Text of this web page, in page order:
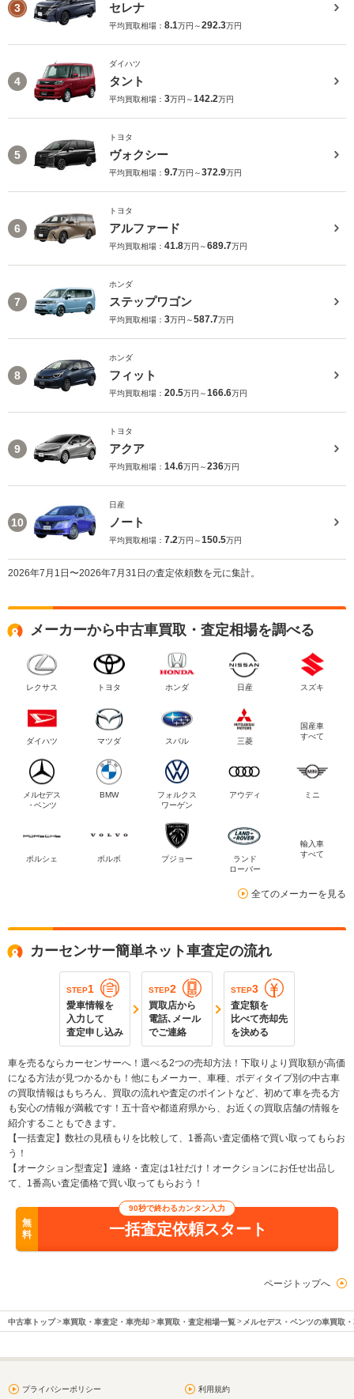
3 セレナ
平均買取相場： 8.1万円～292.3万円
4
ダイハツ
タント
平均買取相場： 3万円～142.2万円
5
トヨタ
ヴォクシー
平均買取相場： 9.7万円～372.9万円
6
トヨタ
アルファード
平均買取相場： 41.8万円～689.7万円
7
ホンダ
ステップワゴン
平均買取相場： 3万円～587.7万円
8
ホンダ
フィット
平均買取相場： 20.5万円～166.6万円
9
トヨタ
アクア
平均買取相場： 14.6万円～236万円
10
日産
ノート
平均買取相場： 7.2万円～150.5万円
2026年7月1日〜2026年7月31日の査定依頼数を元に集計。
メーカーから中古車買取・査定相場を調べる
レクサス トヨタ ホンダ 日産 スズキ
ダイハツ マツダ スバル 三菱
国産車
すべて
メルセデス
・ベンツ
BMW
フォルクス
ワーゲン
アウディ ミニ
ポルシェ ボルボ プジョー
ランド
ローバー
輸入車
すべて
全てのメーカーを見る
カーセンサー簡単ネット車査定の流れ
STEP1
愛車情報を
入力して
査定申し込み
STEP2
買取店から
電話､メール
でご連絡
STEP3
査定額を
比べて売却先
を決める
車を売るならカーセンサーへ！選べる2つの売却方法！下取りより買取額が高価
になる方法が見つかるかも！他にもメーカー、車種、ボディタイプ別の中古車
の買取情報はもちろん、買取の流れや査定のポイントなど、初めて車を売る方
も安心の情報が満載です！五十音や都道府県から、お近くの買取店舗の情報を
紹介することもできます。
【一括査定】数社の見積もりを比較して、1番高い査定価格で買い取ってもらお
う！
【オークション型査定】連絡・査定は1社だけ！オークションにお任せ出品し
て、1番高い査定価格で買い取ってもらおう！
無
料
90秒で終わるカンタン入力
一括査定依頼スタート
ページトップへ
中古車トップ 車買取・車査定・車売却 車買取・査定相場一覧 メルセデス・ベンツの車買取
プライバシーポリシー 利用規約